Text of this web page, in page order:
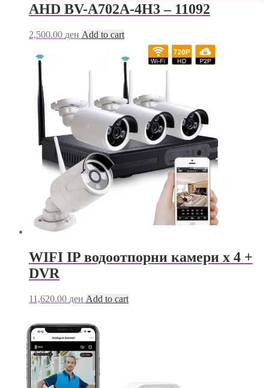
AHD BV-A702A-4H3 – 11092
2,500.00 ден Add to cart
WIFI IP водоотпорни камери х 4 +
DVR
11,620.00 ден Add to cart